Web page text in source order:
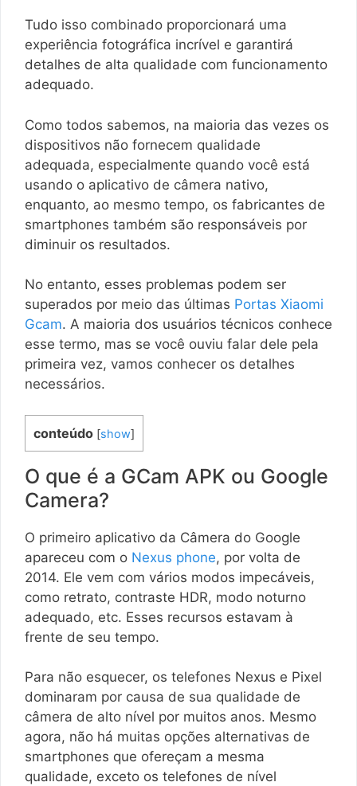
Tudo isso combinado proporcionará uma
experiência fotográfica incrível e garantirá
detalhes de alta qualidade com funcionamento
adequado.
Como todos sabemos, na maioria das vezes os
dispositivos não fornecem qualidade
adequada, especialmente quando você está
usando o aplicativo de câmera nativo,
enquanto, ao mesmo tempo, os fabricantes de
smartphones também são responsáveis ​​por
diminuir os resultados.
No entanto, esses problemas podem ser
superados por meio das últimas Portas Xiaomi
Gcam. A maioria dos usuários técnicos conhece
esse termo, mas se você ouviu falar dele pela
primeira vez, vamos conhecer os detalhes
necessários.
conteúdo [show]
O que é a GCam APK ou Google
Camera?
O primeiro aplicativo da Câmera do Google
apareceu com o Nexus phone, por volta de
2014. Ele vem com vários modos impecáveis,
como retrato, contraste HDR, modo noturno
adequado, etc. Esses recursos estavam à
frente de seu tempo.
Para não esquecer, os telefones Nexus e Pixel
dominaram por causa de sua qualidade de
câmera de alto nível por muitos anos. Mesmo
agora, não há muitas opções alternativas de
smartphones que ofereçam a mesma
qualidade, exceto os telefones de nível